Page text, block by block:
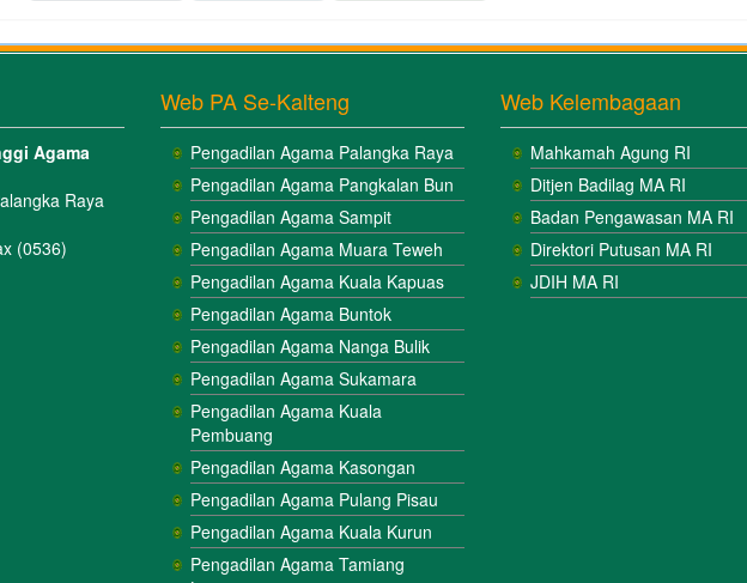
Agama
Raya
(0536)
Web PA Se-Kalteng
Pengadilan Agama Palangka Raya
Pengadilan Agama Pangkalan Bun
Pengadilan Agama Sampit
Pengadilan Agama Muara Teweh
Pengadilan Agama Kuala Kapuas
Pengadilan Agama Buntok
Pengadilan Agama Nanga Bulik
Pengadilan Agama Sukamara
Pengadilan Agama Kuala
Pembuang
Pengadilan Agama Kasongan
Pengadilan Agama Pulang Pisau
Pengadilan Agama Kuala Kurun
Pengadilan Agama Tamiang
Web Kelembagaan
Mahkamah Agung RI
Ditjen Badilag MA RI
Badan Pengawasan MA RI
Direktori Putusan MA RI
JDIH MA RI